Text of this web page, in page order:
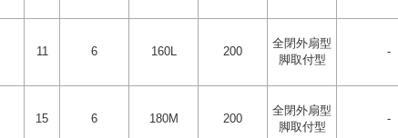
11 6 160L 200
全閉外扇型
脚取付型
-
15 6 180M 200
全閉外扇型
脚取付型
-